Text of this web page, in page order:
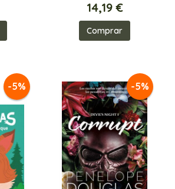
14,19 €
Comprar
-5% -5%